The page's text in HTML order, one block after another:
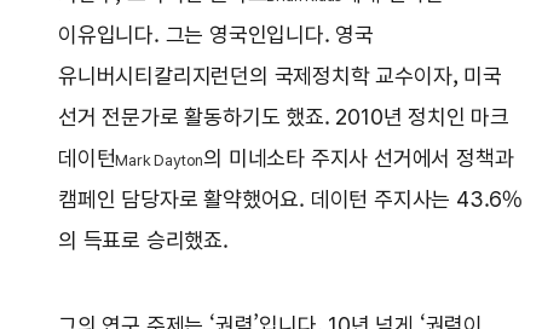
이유입니다. 그는 영국인입니다. 영국
유니버시티칼리지런던의 국제정치학 교수이자, 미국
선거 전문가로 활동하기도 했죠. 2010년 정치인 마크
데이턴Mark Dayton의 미네소타 주지사 선거에서 정책과
캠페인 담당자로 활약했어요. 데이턴 주지사는 43.6%
의 득표로 승리했죠.